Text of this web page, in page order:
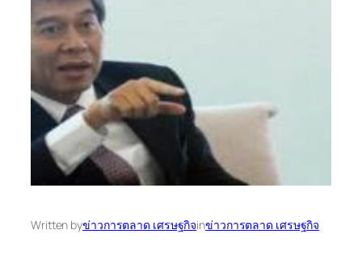
Written byข่าวการตลาด เศรษฐกิจinข่าวการตลาด เศรษฐกิจ